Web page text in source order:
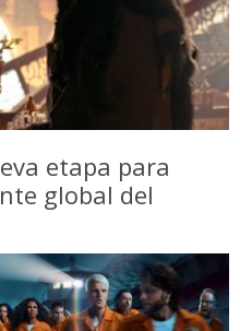
etapa para
global del